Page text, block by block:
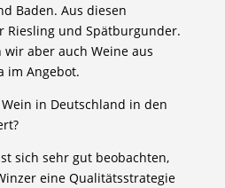
Baden. Aus diesen
Riesling und Spätburgunder.
aber auch Weine aus
im Angebot.
in Deutschland in den
sich sehr gut beobachten,
eine Qualitätsstrategie